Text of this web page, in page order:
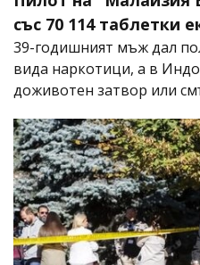
със 70 114 таблетки
39-годишният мъж дал
вида наркотици, а в
доживотен затвор или